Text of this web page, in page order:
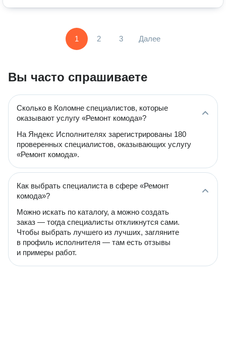
1 2 3 Далее
Вы часто спрашиваете
Сколько в Коломне специалистов, которые
оказывают услугу «Ремонт комода»?
На Яндекс Исполнителях зарегистрированы 180
проверенных специалистов, оказывающих услугу
«Ремонт комода».
Как выбрать специалиста в сфере «Ремонт
комода»?
Можно искать по каталогу, а можно создать
заказ — тогда специалисты откликнутся сами.
Чтобы выбрать лучшего из лучших, загляните
в профиль исполнителя — там есть отзывы
и примеры работ.